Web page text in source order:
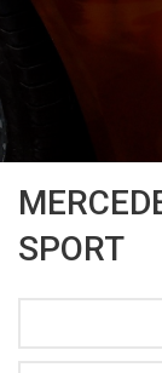
SPORT